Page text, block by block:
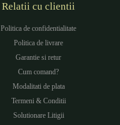
Relatii cu clientii
Politica de confidentialitate
Politica de livrare
Garantie si retur
Cum comand?
Modalitati de plata
Termeni & Conditii
Solutionare Litigii